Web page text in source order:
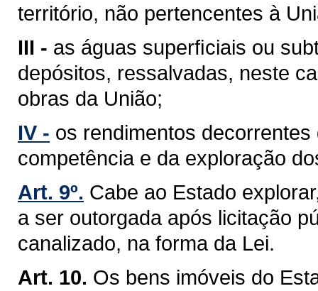
território, não pertencentes à
III - as águas superﬁciais ou
depósitos, ressalvadas, neste
obras da União;
IV - os rendimentos
competência e da exploração
Art. 9º. Cabe ao Estado
a ser outorgada após licitação
canalizado, na forma da Lei.
Art. 10. Os bens imóveis do